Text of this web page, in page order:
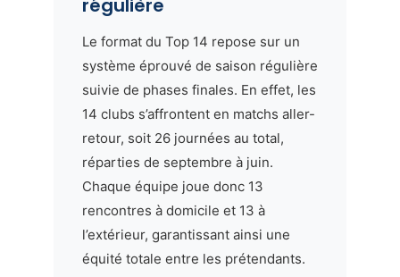
régulière
Le format du Top 14 repose sur un
système éprouvé de saison régulière
suivie de phases finales. En effet, les
14 clubs s’affrontent en matchs aller-
retour, soit 26 journées au total,
réparties de septembre à juin.
Chaque équipe joue donc 13
rencontres à domicile et 13 à
l’extérieur, garantissant ainsi une
équité totale entre les prétendants.